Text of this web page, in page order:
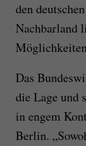
den
Nachbarland
Das
die Lage und
in engem
Berlin.